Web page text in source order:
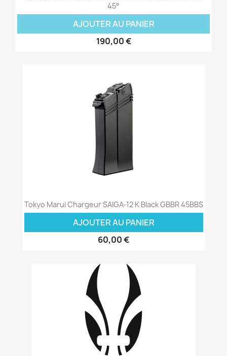
45°
AJOUTER AU PANIER
190,00 €
Tokyo Marui Chargeur SAIGA-12 K Black GBBR 45BBS
AJOUTER AU PANIER
60,00 €